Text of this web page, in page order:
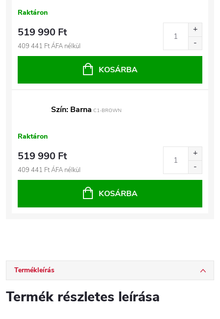
Raktáron
519 990 Ft
409 441 Ft ÁFA nélkül
KOSÁRBA
Szín: Barna C1-BROWN
Raktáron
519 990 Ft
409 441 Ft ÁFA nélkül
KOSÁRBA
Termékleírás
Termék részletes leírása